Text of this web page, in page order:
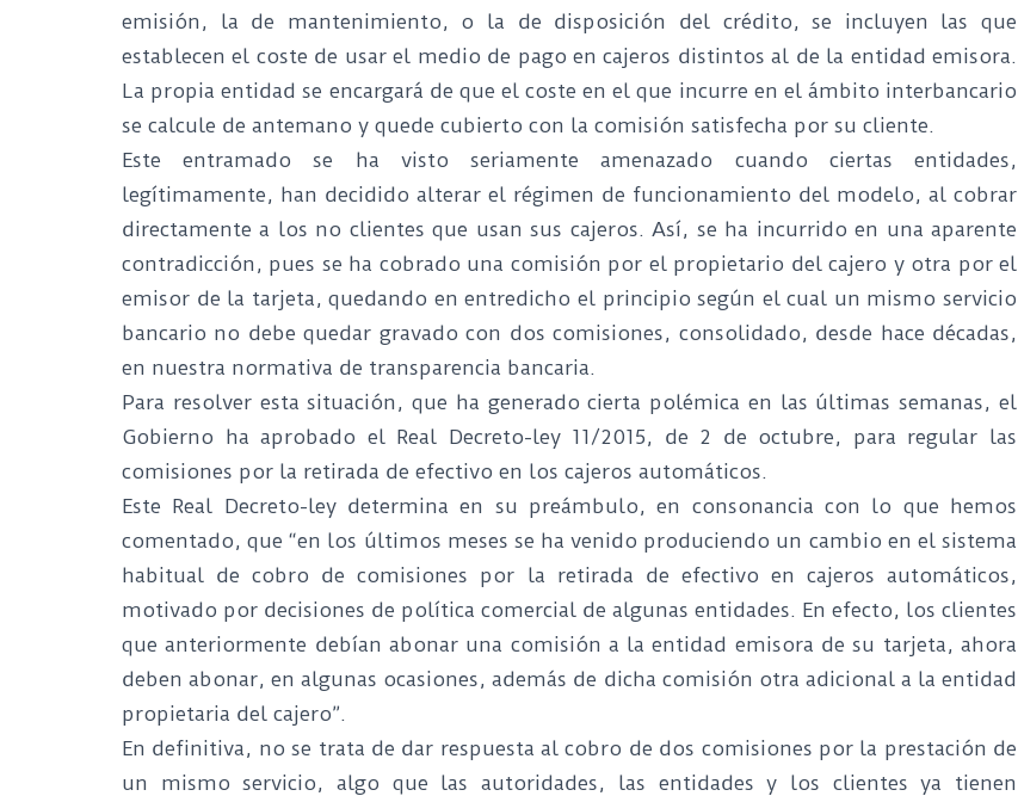
emisión, la de mantenimiento, o la de disposición del crédito, se incluyen las que
establecen el coste de usar el medio de pago en cajeros distintos al de la entidad emisora.
La propia entidad se encargará de que el coste en el que incurre en el ámbito interbancario
se calcule de antemano y quede cubierto con la comisión satisfecha por su cliente.
Este entramado se ha visto seriamente amenazado cuando ciertas entidades,
legítimamente, han decidido alterar el régimen de funcionamiento del modelo, al cobrar
directamente a los no clientes que usan sus cajeros. Así, se ha incurrido en una aparente
contradicción, pues se ha cobrado una comisión por el propietario del cajero y otra por el
emisor de la tarjeta, quedando en entredicho el principio según el cual un mismo servicio
bancario no debe quedar gravado con dos comisiones, consolidado, desde hace décadas,
en nuestra normativa de transparencia bancaria.
Para resolver esta situación, que ha generado cierta polémica en las últimas semanas, el
Gobierno ha aprobado el Real Decreto-ley 11/2015, de 2 de octubre, para regular las
comisiones por la retirada de efectivo en los cajeros automáticos.
Este Real Decreto-ley determina en su preámbulo, en consonancia con lo que hemos
comentado, que “en los últimos meses se ha venido produciendo un cambio en el sistema
habitual de cobro de comisiones por la retirada de efectivo en cajeros automáticos,
motivado por decisiones de política comercial de algunas entidades. En efecto, los clientes
que anteriormente debían abonar una comisión a la entidad emisora de su tarjeta, ahora
deben abonar, en algunas ocasiones, además de dicha comisión otra adicional a la entidad
propietaria del cajero”.
En definitiva, no se trata de dar respuesta al cobro de dos comisiones por la prestación de
un mismo servicio, algo que las autoridades, las entidades y los clientes ya tienen